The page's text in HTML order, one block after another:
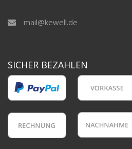
mail@kewell.de
SICHER BEZAHLEN